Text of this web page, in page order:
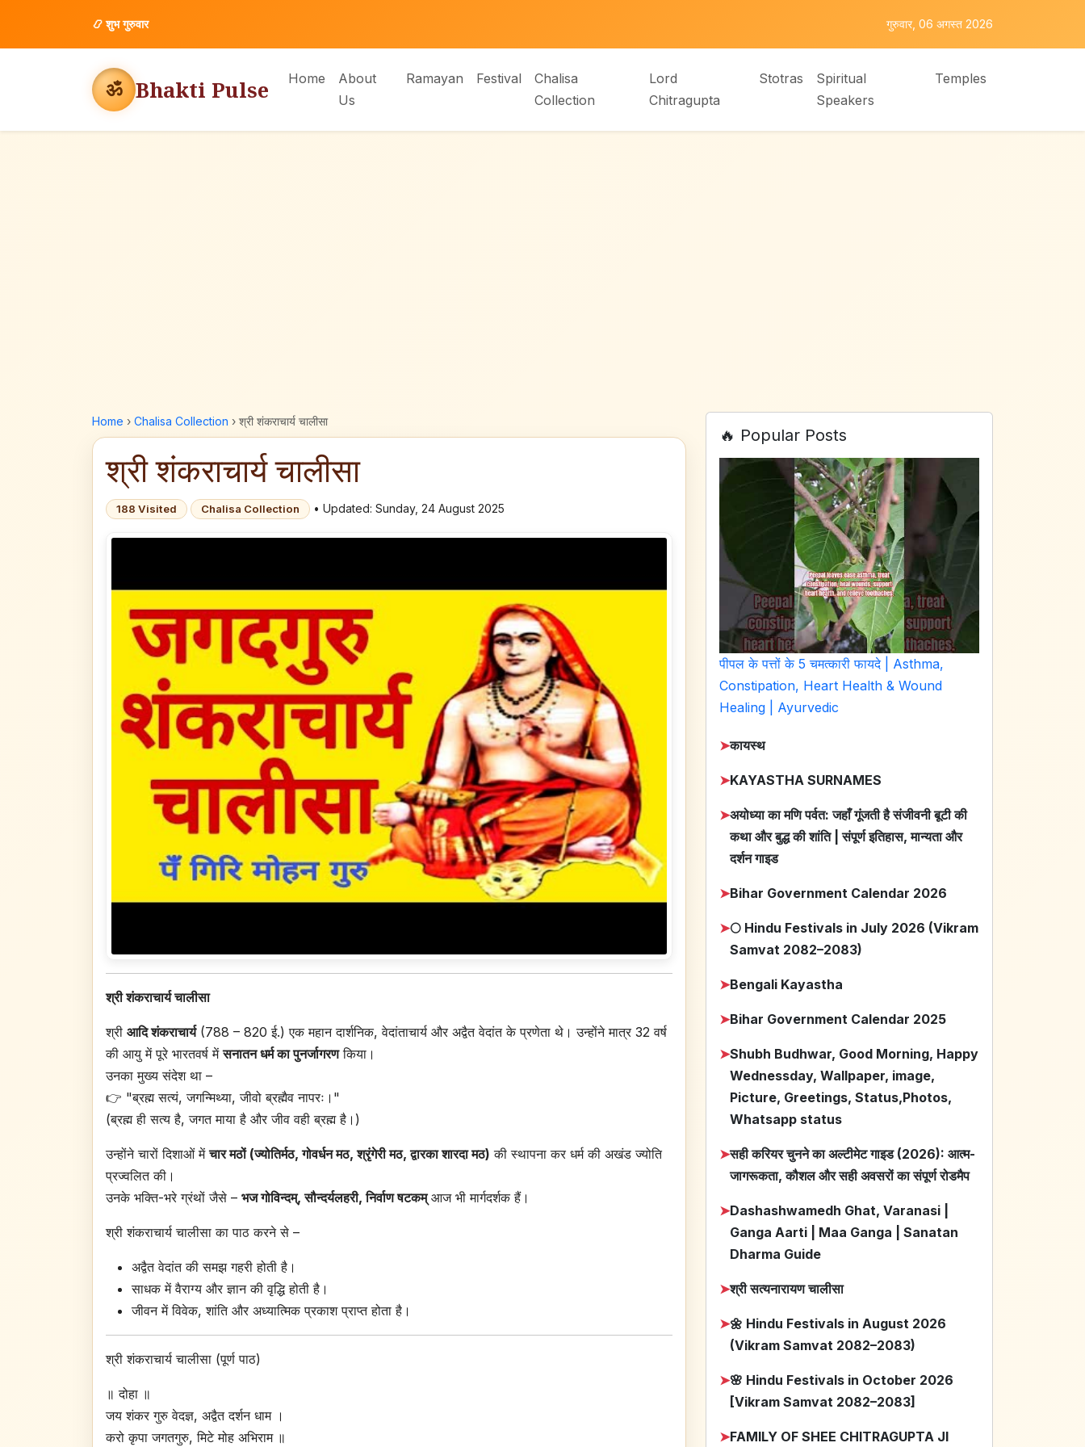
📿शुभ गुरुवार गुरुवार, 06 अगस्त 2026
ॐ Bhakti Pulse Home
About
Us
Ramayan Festival
Chalisa
Collection
Lord
Chitragupta
Stotras
Spiritual
Speakers
Temples
Home › Chalisa Collection › श्री शंकराचार्य चालीसा
श्री शंकराचार्य चालीसा
188 Visited Chalisa Collection • Updated: Sunday, 24 August 2025
श्री शंकराचार्य चालीसा
श्री आदि शंकराचार्य(788 – 820 ई.) एक महान दार्शनिक, वेदांताचार्य और अद्वैत वेदांत के प्रणेता थे। उन्होंने मात्र 32 वर्ष
की आयु में पूरे भारतवर्ष मेंसनातन धर्म का पुनर्जागरणकिया।
उनका मुख्य संदेश था –
👉 "ब्रह्म सत्यं, जगन्मिथ्या, जीवो ब्रह्मैव नापरः।"
(ब्रह्म ही सत्य है, जगत माया है और जीव वही ब्रह्म है।)
उन्होंने चारों दिशाओं मेंचार मठों (ज्योतिर्मठ, गोवर्धन मठ, श्रृंगेरी मठ, द्वारका शारदा मठ) की स्थापना कर धर्म की अखंड ज्योति
प्रज्वलित की।
उनके भक्ति-भरे ग्रंथों जैसे – भज गोविन्दम्, सौन्दर्यलहरी, निर्वाण षटकम्आज भी मार्गदर्शक हैं।
श्री शंकराचार्य चालीसा का पाठ करने से –
अद्वैत वेदांत की समझ गहरी होती है।
साधक में वैराग्य और ज्ञान की वृद्धि होती है।
जीवन में विवेक, शांति और अध्यात्मिक प्रकाश प्राप्त होता है।
श्री शंकराचार्य चालीसा (पूर्ण पाठ)
॥ दोहा ॥
जय शंकर गुरु वेदज्ञ, अद्वैत दर्शन धाम ।
करो कृपा जगतगुरु, मिटे मोह अभिराम ॥
🔥 Popular Posts
पीपल के पत्तों के 5 चमत्कारी फायदे | Asthma,
Constipation, Heart Health & Wound
Healing | Ayurvedic
➤कायस्थ
➤KAYASTHA SURNAMES
➤अयोध्या का मणि पर्वत: जहाँ गूंजती है संजीवनी बूटी की
कथा और बुद्ध की शांति | संपूर्ण इतिहास, मान्यता और
दर्शन गाइड
➤Bihar Government Calendar 2026
➤🌕 Hindu Festivals in July 2026 (Vikram
Samvat 2082–2083)
➤Bengali Kayastha
➤Bihar Government Calendar 2025
➤Shubh Budhwar, Good Morning, Happy
Wednessday, Wallpaper, image,
Picture, Greetings, Status,Photos,
Whatsapp status
➤सही करियर चुनने का अल्टीमेट गाइड (2026): आत्म-
जागरूकता, कौशल और सही अवसरों का संपूर्ण रोडमैप
➤Dashashwamedh Ghat, Varanasi |
Ganga Aarti | Maa Ganga | Sanatan
Dharma Guide
➤श्री सत्यनारायण चालीसा
➤🌼 Hindu Festivals in August 2026
(Vikram Samvat 2082–2083)
➤🌸 Hindu Festivals in October 2026
[Vikram Samvat 2082–2083]
➤FAMILY OF SHEE CHITRAGUPTA JI